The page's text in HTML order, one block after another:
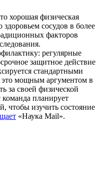
хорошая физическая
здоровьем сосудов в более
факторов
регулярные
защитное действие
стандартными
мощным аргументом в
за своей физической
планирует
чтобы изучить состояние
«Наука Mail».